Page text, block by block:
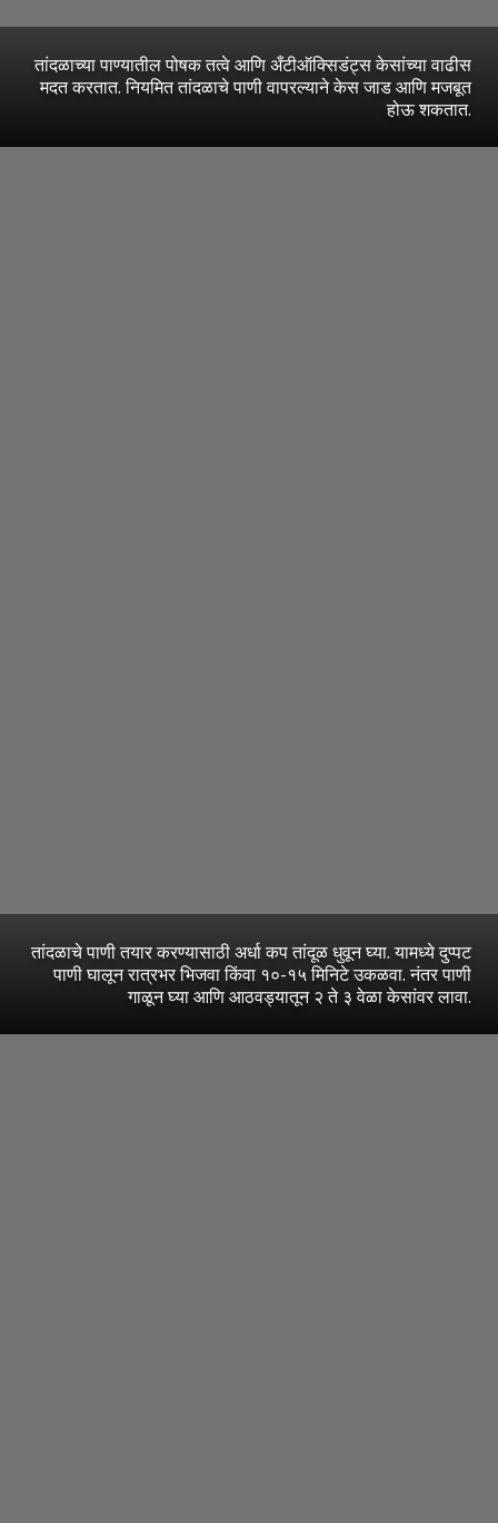
तांदळाच्या पाण्यातील पोषक तत्वे आणि अँटीऑक्सिडंट्स केसांच्या वाढीस
मदत करतात. नियमित तांदळाचे पाणी वापरल्याने केस जाड आणि मजबूत
होऊ शकतात.
तांदळाचे पाणी तयार करण्यासाठी अर्धा कप तांदूळ धुवून घ्या. यामध्ये दुप्पट
पाणी घालून रात्रभर भिजवा किंवा १०-१५ मिनिटे उकळवा. नंतर पाणी
गाळून घ्या आणि आठवड्यातून २ ते ३ वेळा केसांवर लावा.